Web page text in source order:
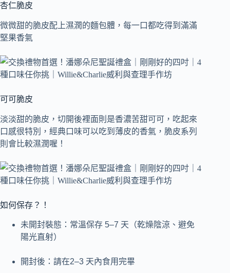
杏仁脆皮
微微甜的脆皮配上濕潤的麵包體，每一口都吃得到滿滿
堅果香氣
可可脆皮
淡淡甜的脆皮，切開後裡面則是香濃苦甜可可，吃起來
口感很特別，經典口味可以吃到薄皮的香氣，脆皮系列
則會比較濕潤喔！
如何保存？！
未開封裝態：常溫保存 5–7 天（乾燥陰涼、避免
陽光直射）
開封後：請在2–3 天內食用完畢